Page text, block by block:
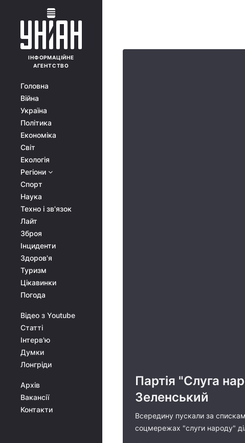
ІНФОРМАЦІЙНЕ
АГЕНТСТВО
Головна
Війна
Україна
Політика
Економіка
Світ
Екологія
Регіони
Спорт
Наука
Техно і зв'язок
Лайт
Зброя
Інциденти
Здоров'я
Туризм
Цікавинки
Погода
Відео з Youtube
Статті
Інтерв'ю
Думки
Лонгріди
Архів
Вакансії
Контакти
Партія "Слуга
Зеленський
Всередину пускали за
соцмережах "слуги народу"